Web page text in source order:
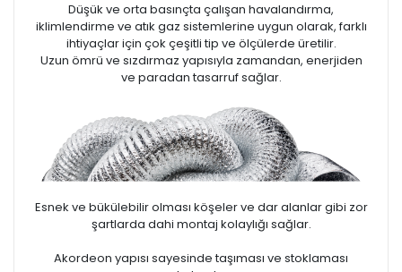
Düşük ve orta basınçta çalışan havalandırma,
iklimlendirme ve atık gaz sistemlerine uygun olarak, farklı
ihtiyaçlar için çok çeşitli tip ve ölçülerde üretilir.
Uzun ömrü ve sızdırmaz yapısıyla zamandan, enerjiden
ve paradan tasarruf sağlar.
Esnek ve bükülebilir olması köşeler ve dar alanlar gibi zor
şartlarda dahi montaj kolaylığı sağlar.
Akordeon yapısı sayesinde taşıması ve stoklaması